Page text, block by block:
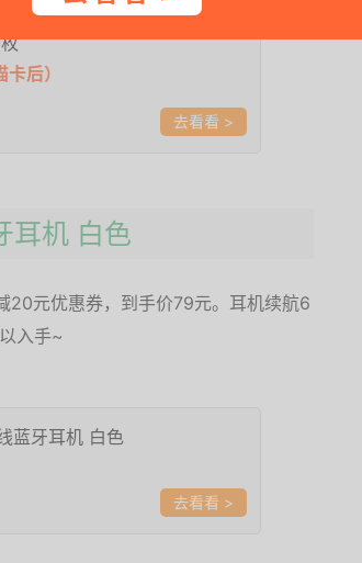
盒*2件+ 康师傅3+2蛋酥卷
后）
>
耳机 白色
元优惠券，到手价79元。耳机续航6
入手~
蓝牙耳机 白色
>